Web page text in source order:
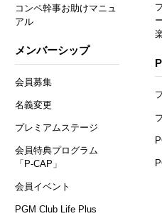
コンペ幹事お助けマニュ
アル
メンバーシップ
会員募集
名義変更
プレミアムステージ
会員特典プログラム
「P-CAP」
会員イベント
PGM Club Life Plus